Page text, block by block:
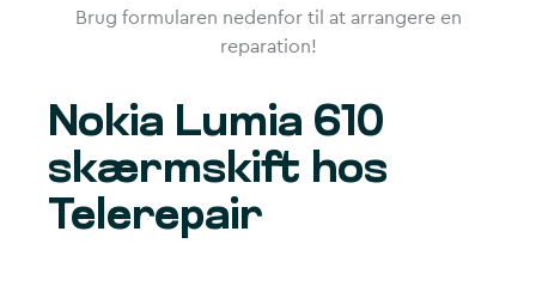
Ring til os:
+45 70 60 55 90
Brug formularen nedenfor til at arrangere en
reparation!
Nokia Lumia 610
skærmskift hos
Telerepair